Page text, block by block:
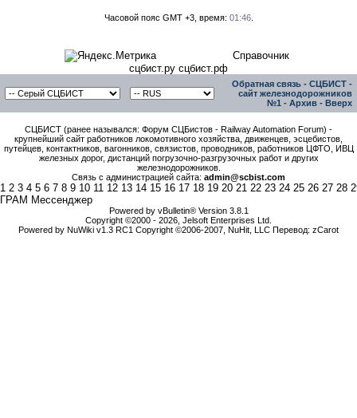
Часовой пояс GMT +3, время: 01:46.
Справочник
сцбист.ру сцбист.рф
Обратная связь - СЦБИСТ -
сайт железнодорожников
№1 - Архив - Вверх
СЦБИСТ (ранее назывался: Форум СЦБистов - Railway Automation Forum) -
крупнейший сайт работников локомотивного хозяйства, движенцев, эсцебистов,
путейцев, контактников, вагонников, связистов, проводников, работников ЦФТО, ИВЦ
железных дорог, дистанций погрузочно-разгрузочных работ и других
железнодорожников.
Связь с администрацией сайта: admin@scbist.com
1 2 3 4 5 6 7 8 9 10 11 12 13 14 15 16 17 18 19 20 21 22 23 24 25 26 27 28
ГРАМ Мессенджер
Powered by vBulletin® Version 3.8.1
Copyright ©2000 - 2026, Jelsoft Enterprises Ltd.
Powered by NuWiki v1.3 RC1 Copyright ©2006-2007, NuHit, LLC Перевод: zCarot